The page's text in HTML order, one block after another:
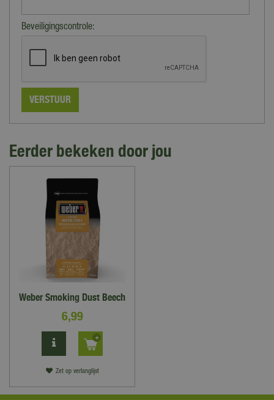
Beveiligingscontrole:
Eerder bekeken door jou
Weber Smoking Dust Beech
6,99
Zet op verlanglijst